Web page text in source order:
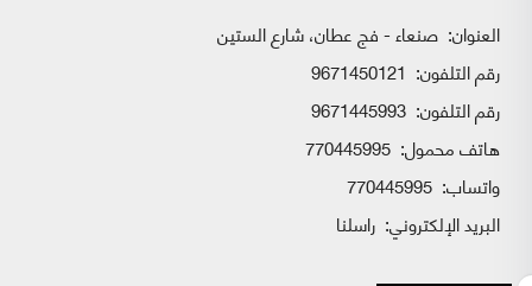
العنوان: صنعاء - فج عطان، شارع الستين
رقم التلفون: 9671450121
رقم التلفون: 9671445993
هاتف محمول: 770445995
واتساب:
البريد الإلكتروني: راسلنا